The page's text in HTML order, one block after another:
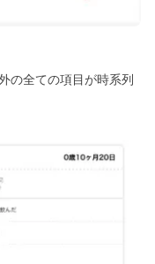
の全ての項目が時系列